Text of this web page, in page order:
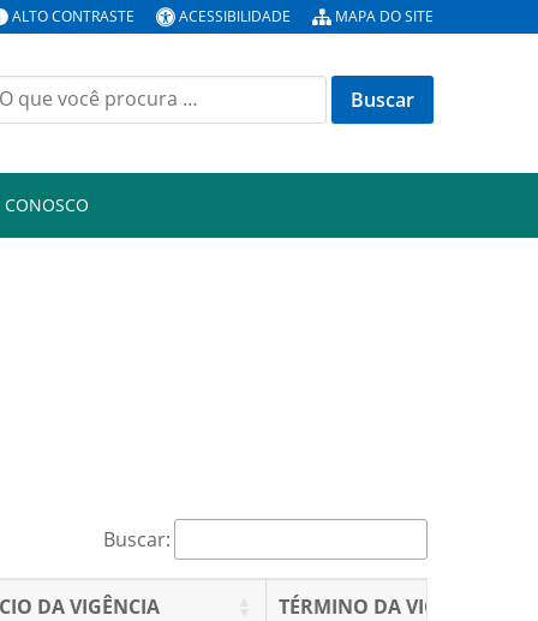
ALTO CONTRASTE ACESSIBILIDADE MAPA DO SITE
Buscar
CONOSCO
Buscar:
DA VIGÊNCIA TÉRMINO DA VIGÊNCIA